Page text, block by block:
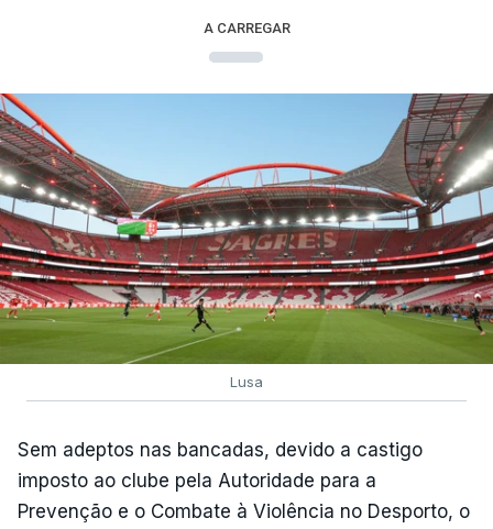
A CARREGAR
Lusa
Sem adeptos nas bancadas, devido a castigo
imposto ao clube pela Autoridade para a
Prevenção e o Combate à Violência no Desporto, o